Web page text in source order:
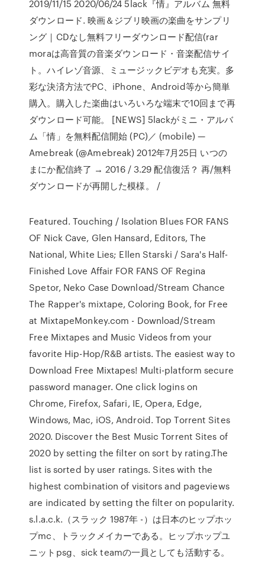
2019/11/15 2020/06/24 5lack『情』アルバム 無料
ダウンロード. 映画＆ジブリ映画の楽曲をサンプリ
ング｜CDなし無料フリーダウンロード配信(rar
moraは高音質の音楽ダウンロード・音楽配信サイ
ト。ハイレゾ音源、ミュージックビデオも充実。多
彩な決済方法でPC、iPhone、Android等から簡単
購入。購入した楽曲はいろいろな端末で10回まで再
ダウンロード可能。 [NEWS] 5lackがミニ・アルバ
ム「情」を無料配信開始 (PC)／ (mobile) —
Amebreak (@Amebreak) 2012年7月25日 いつの
まにか配信終了 → 2016 / 3.29 配信復活？ 再/無料
ダウンロードが再開した模様。 /
Featured. Touching / Isolation Blues FOR FANS
OF Nick Cave, Glen Hansard, Editors, The
National, White Lies; Ellen Starski / Sara's Half-
Finished Love Affair FOR FANS OF Regina
Spetor, Neko Case Download/Stream Chance
The Rapper's mixtape, Coloring Book, for Free
at MixtapeMonkey.com - Download/Stream
Free Mixtapes and Music Videos from your
favorite Hip-Hop/R&B artists. The easiest way to
Download Free Mixtapes! Multi-platform secure
password manager. One click logins on
Chrome, Firefox, Safari, IE, Opera, Edge,
Windows, Mac, iOS, Android. Top Torrent Sites
2020. Discover the Best Music Torrent Sites of
2020 by setting the filter on sort by rating.The
list is sorted by user ratings. Sites with the
highest combination of visitors and pageviews
are indicated by setting the filter on popularity.
s.l.a.c.k.（スラック 1987年 -）は日本のヒップホッ
プmc、トラックメイカーである。ヒップホップユ
ニットpsg、sick teamの一員としても活動する。